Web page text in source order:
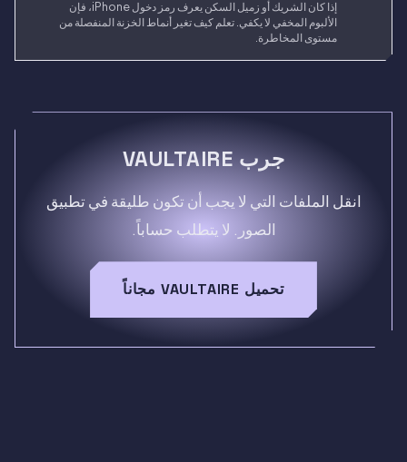
إذا كان الشريك أو زميل السكن يعرف رمز دخول iPhone، فإن
الألبوم المخفي لا يكفي. تعلم كيف تغير أنماط الخزنة المنفصلة من
مستوى المخاطرة.
جرب VAULTAIRE
انقل الملفات التي لا يجب أن تكون طليقة في تطبيق
الصور. لا يتطلب حساباً.
تحميل VAULTAIRE مجاناً